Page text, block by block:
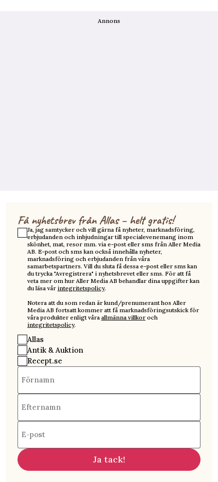
Annons
Få nyhetsbrev från Allas – helt gratis!
Ja, jag samtycker och vill gärna få nyheter, marknadsföring,
erbjudanden och inbjudningar till specialevenemang inom
skönhet, mat, resor mm. via e-post eller sms från Aller Media
AB. E-post och sms kan också innehålla nyheter,
marknadsföring och erbjudanden från våra
samarbetspartners. Vill du sluta få dessa e-post eller sms kan
du trycka "Avregistrera" i nyhetsbrevet eller sms. För att få
veta mer om hur Aller Media AB behandlar dina uppgifter kan
du läsa vår integritetspolicy.
Notera att du som redan är kund/prenumerant hos Aller
Media AB fortsatt kommer att få marknadsföringsutskick för
våra produkter enligt våra allmänna villkor och
integritetspolicy.
Allas
Antik & Auktion
Recept.se
Förnamn
Efternamn
E-post
Ja tack!